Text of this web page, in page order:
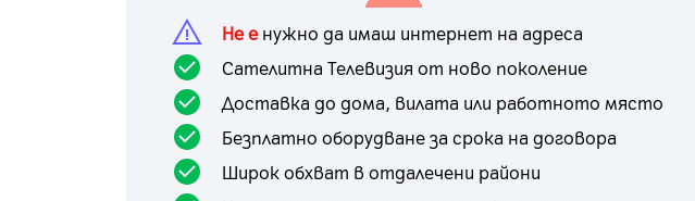
Не енужно да имаш интернет на адреса
Сателитна Телевизия от ново поколение
Доставка до дома, вилата или работното място
Безплатно оборудване за срока на договора
Широк обхват в отдалечени райони